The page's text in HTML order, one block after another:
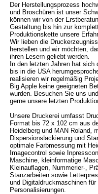
Der Herstellungsprozess
und Broschüren ist unser
können wir von der
Gestaltung bis hin zur
Produktionskette unsere
Wir lieben die
herstellen und wir möchten,
ihren Lesern geliebt werden.
In den letzten Jahren hat sich
bis in die USA
realisieren wir regelmäßig
Big Apple keine geeigneten
wurden. Besuchen Sie uns
gerne unsere letzten
Unsere Druckerei umfasst
Format bis 72 x 102 cm aus
Heidelberg und MAN Roland,
Dispersionslackierung und
optimale Farbmessung mit
Imagecontrol sowie
Maschine, kleinformatige
Kleinauflagen, Nummerier-,
Stanzarbeiten sowie
und Digitaldruckmaschinen für
Personalisierungen.